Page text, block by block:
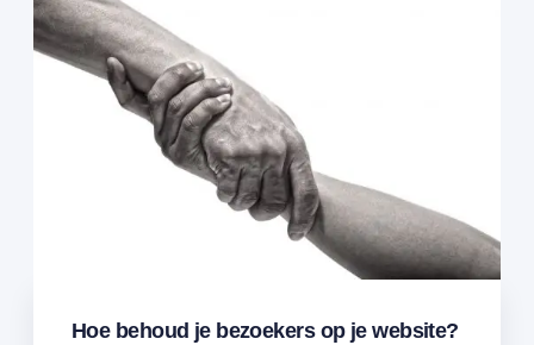
Hoe behoud je bezoekers op je website?